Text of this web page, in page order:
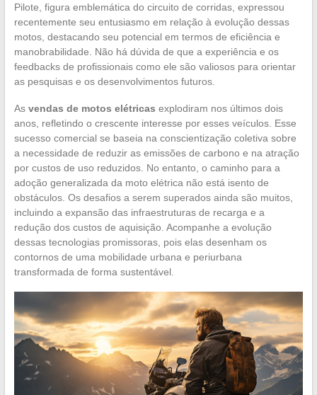
Pilote, figura emblemática do circuito de corridas, expressou
recentemente seu entusiasmo em relação à evolução dessas
motos, destacando seu potencial em termos de eficiência e
manobrabilidade. Não há dúvida de que a experiência e os
feedbacks de profissionais como ele são valiosos para orientar
as pesquisas e os desenvolvimentos futuros.
As vendas de motos elétricas explodiram nos últimos dois
anos, refletindo o crescente interesse por esses veículos. Esse
sucesso comercial se baseia na conscientização coletiva sobre
a necessidade de reduzir as emissões de carbono e na atração
por custos de uso reduzidos. No entanto, o caminho para a
adoção generalizada da moto elétrica não está isento de
obstáculos. Os desafios a serem superados ainda são muitos,
incluindo a expansão das infraestruturas de recarga e a
redução dos custos de aquisição. Acompanhe a evolução
dessas tecnologias promissoras, pois elas desenham os
contornos de uma mobilidade urbana e periurbana
transformada de forma sustentável.